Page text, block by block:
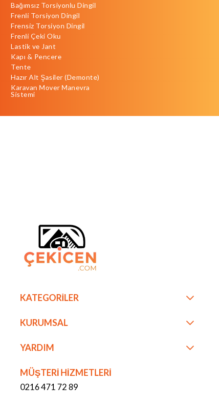
Bağımsız Torsiyonlu Dingil
Frenli Torsiyon Dingil
Frensiz Torsiyon Dingil
Frenli Çeki Oku
Lastik ve Jant
Kapı & Pencere
Tente
Hazır Alt Şasiler (Demonte)
Karavan Mover Manevra
Sistemi
KATEGORİLER
KURUMSAL
YARDIM
MÜŞTERİ HİZMETLERİ
0216 471 72 89